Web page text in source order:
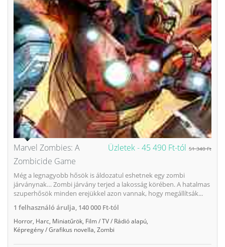
Üzletek -45 490 Ft-tól 51 340 Ft
Marvel Zombies: A
Zombicide Game
Még a legnagyobb hősök is áldozatul eshetnek egy zombi
járványnak… Zombi járvány terjed a lakosság körében. A hatalmas
szuperhősök minden erejükkel azon vannak, hogy megállítsák...
1 felhasználó árulja, 140 000 Ft-tól
Horror Harc Miniatűrök Film / TV / Rádió alapú
Képregény / Grafikus novella Zombi